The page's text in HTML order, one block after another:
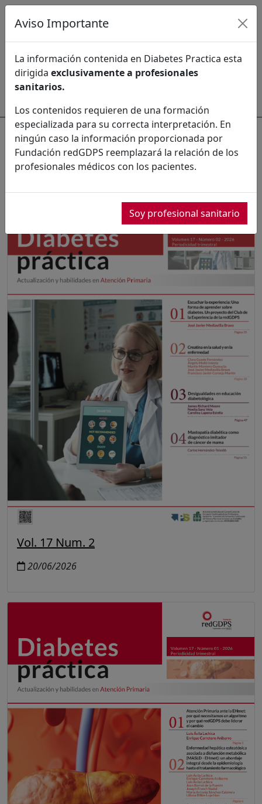
Aviso Importante
La información contenida en Diabetes Practica esta
dirigida exclusivamente a profesionales
sanitarios.
Los contenidos requieren de una formación
especializada para su correcta interpretación. En
ningún caso la información proporcionada por
Fundación redGDPS reemplazará la relación de los
profesionales médicos con los pacientes.
Soy profesional sanitario
Monográficos
Ahead of print Comités
Números ordinarios 6
2026
Vol. 17 Num. 2
20/06/2026